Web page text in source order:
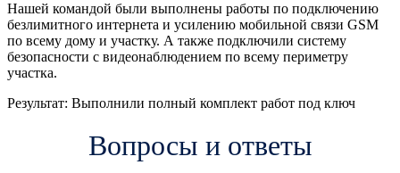
Нашей командой были выполнены работы по подключению
безлимитного интернета и усилению мобильной связи GSM
по всему дому и участку. А также подключили систему
безопасности с видеонаблюдением по всему периметру
участка.
Результат: Выполнили полный комплект работ под ключ
Вопросы и ответы